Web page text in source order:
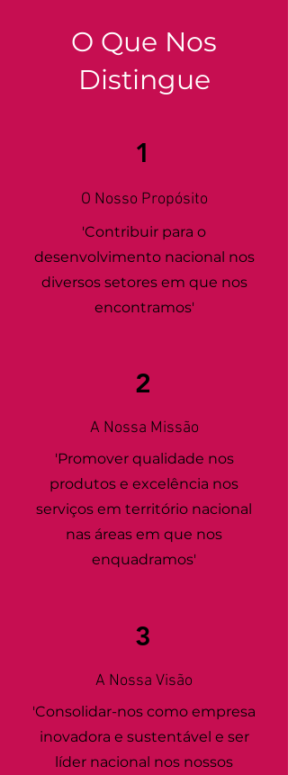
O Que Nos
Distingue
1
O Nosso Propósito
'Contribuir para o
desenvolvimento nacional nos
diversos setores em que nos
encontramos'
2
A Nossa Missão
'Promover qualidade nos
produtos e excelência nos
serviços em território nacional
nas áreas em que nos
enquadramos'
3
A Nossa Visão
'Consolidar-nos como empresa
inovadora e sustentável e ser
líder nacional nos nossos